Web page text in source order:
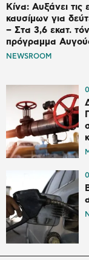
Κίνα: Αυξάνει τις
καυσίμων για
– Στα 3,6 εκατ.
πρόγραμμα
NEWSROOM